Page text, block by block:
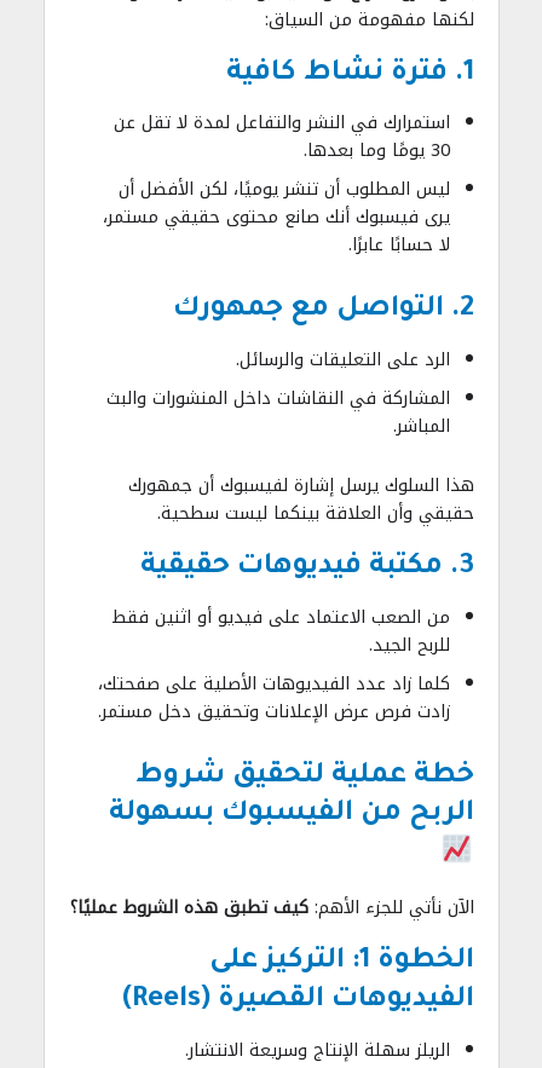
لكنها مفهومة من السياق:
1. فترة نشاط كافية
استمرارك في النشر والتفاعل لمدة لا تقل عن
30 يومًا وما بعدها.
ليس المطلوب أن تنشر يوميًا، لكن الأفضل أن
يرى فيسبوك أنك صانع محتوى حقيقي مستمر،
لا حسابًا عابرًا.
2. التواصل مع جمهورك
الرد على التعليقات والرسائل.
المشاركة في النقاشات داخل المنشورات والبث
المباشر.
هذا السلوك يرسل إشارة لفيسبوك أن جمهورك
حقيقي وأن العلاقة بينكما ليست سطحية.
3. مكتبة فيديوهات حقيقية
من الصعب الاعتماد على فيديو أو اثنين فقط
للربح الجيد.
كلما زاد عدد الفيديوهات الأصلية على صفحتك،
زادت فرص عرض الإعلانات وتحقيق دخل مستمر.
خطة عملية لتحقيق شروط
الربح من الفيسبوك بسهولة
الآن نأتي للجزء الأهم:كيف تطبق هذه الشروط عمليًا؟
الخطوة 1: التركيز على
الفيديوهات القصيرة (Reels)
الريلز سهلة الإنتاج وسريعة الانتشار.